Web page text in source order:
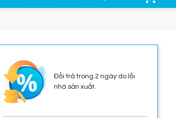
Đổi trả trong 2 ngày do lỗi
nhà sản xuất.